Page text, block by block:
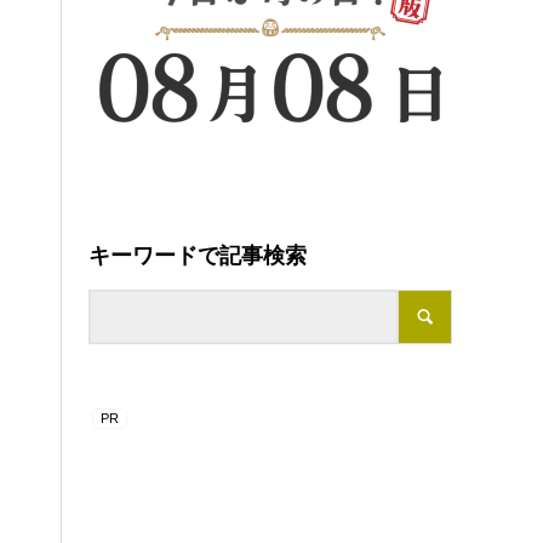
キーワードで記事検索